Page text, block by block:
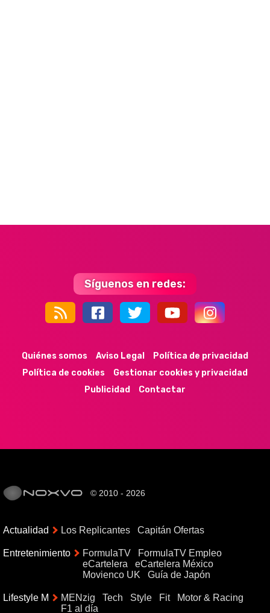
Síguenos en redes:
Quiénes somos Aviso Legal
Política de privacidad
Política de cookies
Gestionar cookies y privacidad
Publicidad
Contactar
© 2010 - 2026
Actualidad Los Replicantes Capitán Ofertas
Entretenimiento FormulaTV
FormulaTV Empleo
eCartelera
eCartelera México
Movienco UK
Guía de Japón
Lifestyle M MENzig Tech Style Fit
Motor & Racing
F1 al día